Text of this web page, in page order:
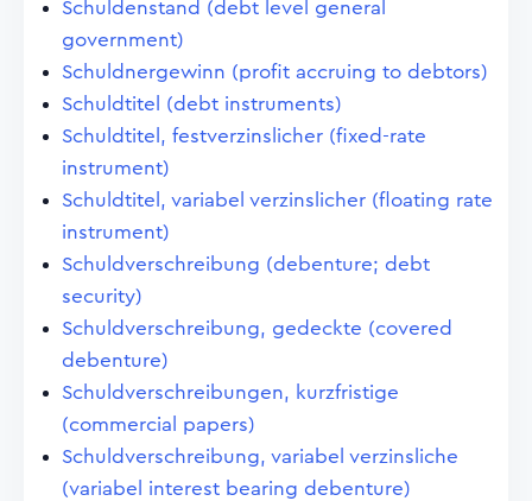
Schuldenstand (debt level general
government)
Schuldnergewinn (profit accruing to debtors)
Schuldtitel (debt instruments)
Schuldtitel, festverzinslicher (fixed-rate
instrument)
Schuldtitel, variabel verzinslicher (floating rate
instrument)
Schuldverschreibung (debenture; debt
security)
Schuldverschreibung, gedeckte (covered
debenture)
Schuldverschreibungen, kurzfristige
(commercial papers)
Schuldverschreibung, variabel verzinsliche
(variabel interest bearing debenture)